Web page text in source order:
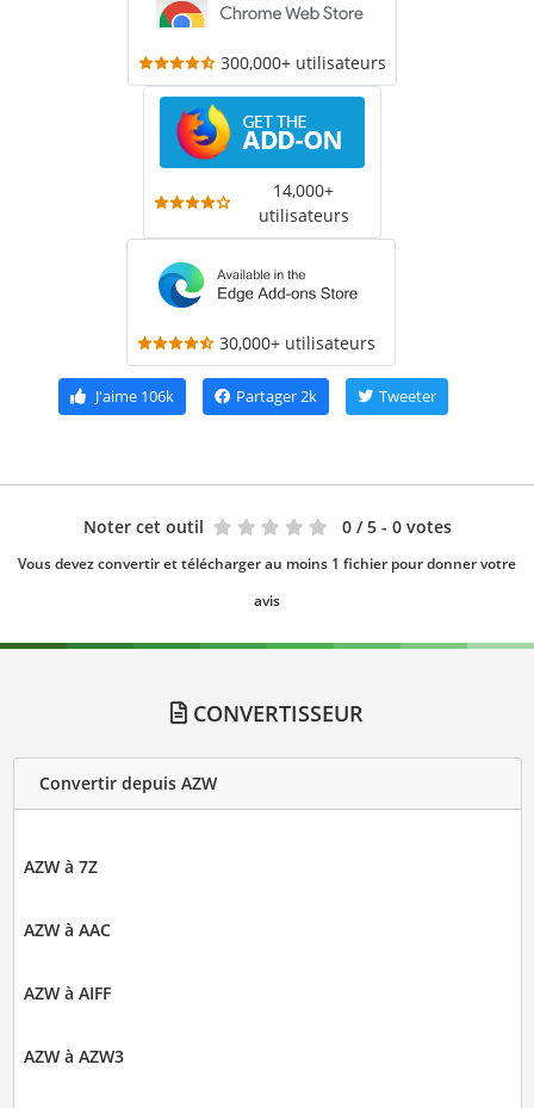
300,000+ utilisateurs
14,000+
utilisateurs
30,000+ utilisateurs
J'aime106k Partager2k Tweeter
Noter cet outil 0 / 5 - 0 votes
Vous devez convertir et télécharger au moins 1 fichier pour donner votre
avis
CONVERTISSEUR
Convertir depuis AZW
AZW à 7Z
AZW à AAC
AZW à AIFF
AZW à AZW3